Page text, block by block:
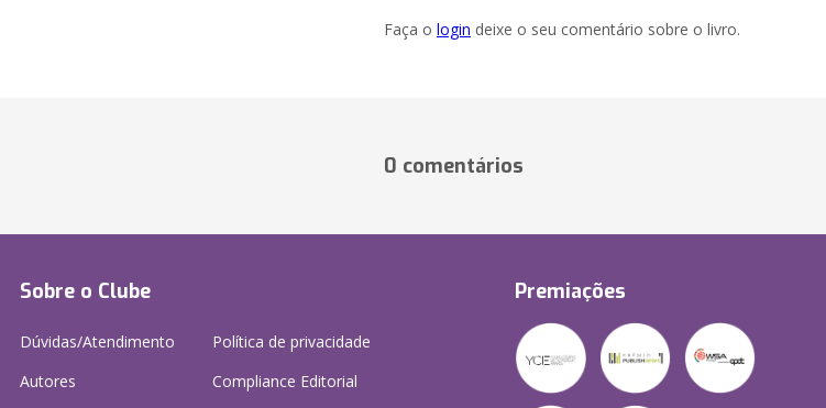
Faça o login deixe o seu comentário sobre o livro.
0 comentários
Sobre o Clube
Dúvidas/Atendimento
Autores
Política de privacidade
Compliance Editorial
Premiações